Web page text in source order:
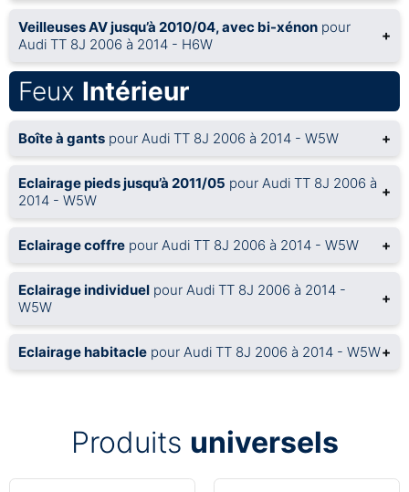
Veilleuses AV jusqu’à 2010/04, avec bi-xénon pour
Audi TT 8J 2006 à 2014 - H6W
+
Feux Intérieur
Boîte à gants pour Audi TT 8J 2006 à 2014 - W5W +
Eclairage pieds jusqu’à 2011/05 pour Audi TT 8J 2006 à
2014 - W5W
+
Eclairage coffre pour Audi TT 8J 2006 à 2014 - W5W +
Eclairage individuel pour Audi TT 8J 2006 à 2014 -
W5W
+
Eclairage habitacle pour Audi TT 8J 2006 à 2014 - W5W+
Produits universels